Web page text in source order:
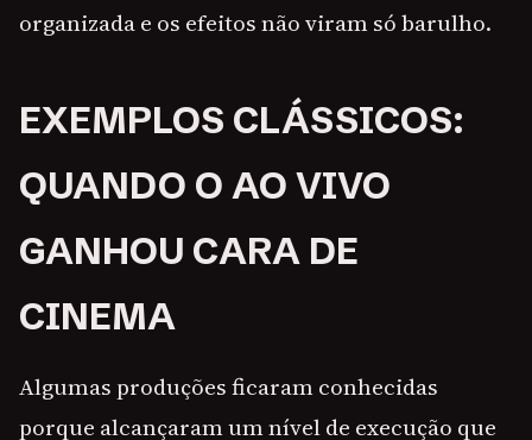
organizada e os efeitos não viram só barulho.
EXEMPLOS CLÁSSICOS:
QUANDO O AO VIVO
GANHOU CARA DE
CINEMA
Algumas produções ficaram conhecidas
porque alcançaram um nível de execução que